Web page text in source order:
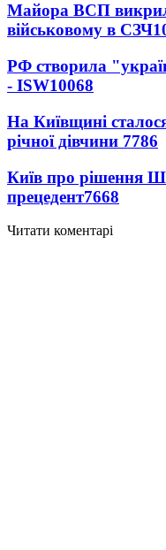
Майора ВСП
військовому в СЗЧ
РФ створила
- ISW10068
На Київщині
річної дівчини 7786
Київ про рішення
прецедент7668
Читати коментарі